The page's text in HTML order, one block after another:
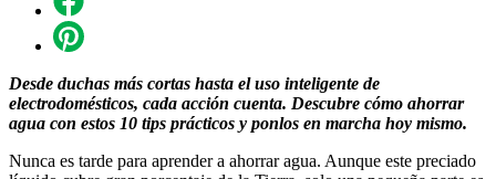
Desde duchas más cortas hasta el uso inteligente de
electrodomésticos, cada acción cuenta. Descubre cómo ahorrar
agua con estos 10 tips prácticos y ponlos en marcha hoy mismo.
Nunca es tarde para aprender a ahorrar agua. Aunque este preciado